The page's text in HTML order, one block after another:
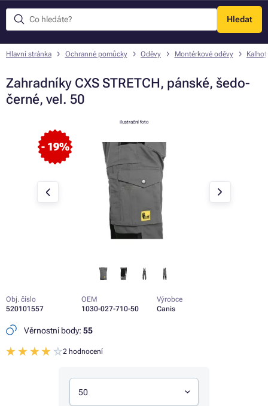
Hledat
Menu
Hlavní stránka Ochranné pomůcky Oděvy Montérkové oděvy
Zahradníky CXS STRETCH, pánské, šedo-
černé, vel. 50
- 19%
ilustrační foto
Obj. číslo
520101557
OEM
1030-027-710-50
Výrobce
Canis
Věrnostní body: 55
2 hodnocení
50